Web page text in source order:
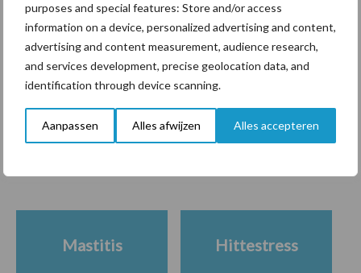
purposes and special features: Store and/or access
information on a device, personalized advertising and content,
advertising and content measurement, audience research,
and services development, precise geolocation data, and
identification through device scanning.
Aanpassen Alles afwijzen Alles accepteren
ForFarmers ziet volume en
marktaandeel groeien in
krimpende Nederlandse
markt
Diergezondheid Bemesting Fokkerij
Mastitis Hittestress